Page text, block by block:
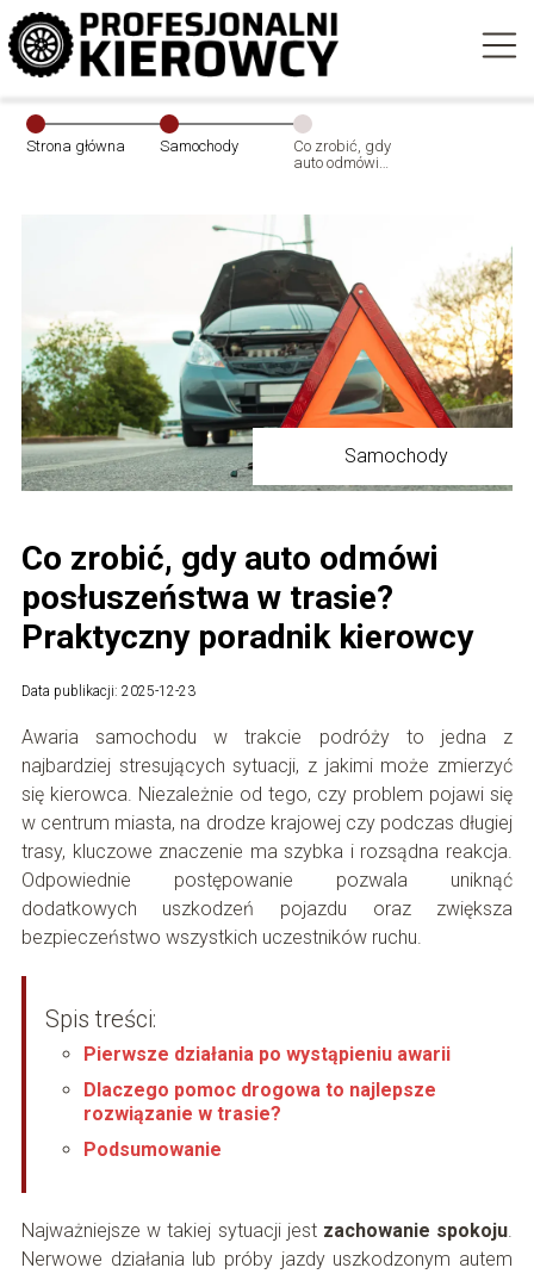
Strona główna Samochody
Co zrobić, gdy
auto odmówi
Praktyczny
poradnik
kierowcy
Samochody
Co zrobić, gdy auto odmówi
posłuszeństwa w trasie?
Praktyczny poradnik kierowcy
Data publikacji: 2025-12-23
Awaria samochodu w trakcie podróży to jedna z
najbardziej stresujących sytuacji, z jakimi może zmierzyć
się kierowca. Niezależnie od tego, czy problem pojawi się
w centrum miasta, na drodze krajowej czy podczas długiej
trasy, kluczowe znaczenie ma szybka i rozsądna reakcja.
Odpowiednie postępowanie pozwala uniknąć
dodatkowych uszkodzeń pojazdu oraz zwiększa
bezpieczeństwo wszystkich uczestników ruchu.
Spis treści:
Pierwsze działania po wystąpieniu awarii
Dlaczego pomoc drogowa to najlepsze
rozwiązanie w trasie?
Podsumowanie
Najważniejsze w takiej sytuacji jest zachowanie spokoju.
Nerwowe działania lub próby jazdy uszkodzonym autem